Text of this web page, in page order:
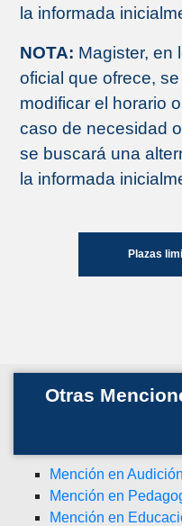
la informada
NOTA: Magister, en
oficial que ofrece,
modificar el horario
caso de necesidad
se buscará una
la informada
Plazas
Otras
Mención en
Mención en
Mención en